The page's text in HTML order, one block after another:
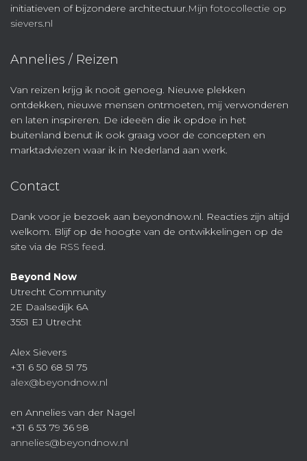
initiatieven of bijzondere architectuur.Mijn fotocollectie op
sievers.nl
Annelies / Reizen
Van reizen krijg ik nooit genoeg. Nieuwe plekken
ontdekken, nieuwe mensen ontmoeten, mij verwonderen
en laten inspireren. De ideeën die ik opdoe in het
buitenland benut ik ook graag voor de concepten en
marktadviezen waar ik in Nederland aan werk.
Contact
Dank voor je bezoek aan beyondnow.nl. Reacties zijn altijd
welkom. Blijf op de hoogte van de ontwikkelingen op de
site via de RSS feed.
Beyond Now
Utrecht Community
2E Daalsedijk 6A
3551 EJ Utrecht
Alex Sievers
+31 6 50 68 51 75
alex@beyondnow.nl
en Annelies van der Nagel
+31 6 53 79 36 98
annelies@beyondnow.nl